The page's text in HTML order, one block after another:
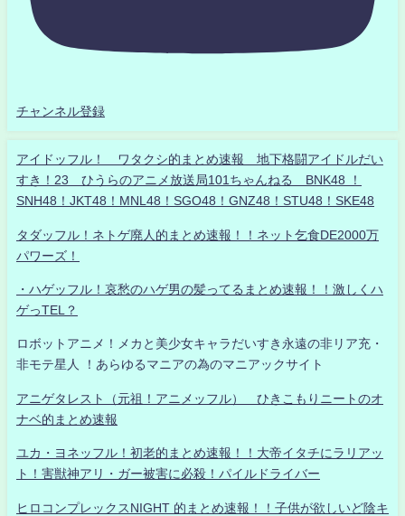
チャンネル登録
アイドッフル！ ワタクシ的まとめ速報 地下格闘アイドルだい
すき！23 ひうらのアニメ放送局101ちゃんねる BNK48 ！
SNH48！JKT48！MNL48！SGO48！GNZ48！STU48！SKE48
タダッフル！ネトゲ廃人的まとめ速報！！ネット乞食DE2000万
パワーズ！
・ハゲッフル！哀愁のハゲ男の髪ってるまとめ速報！！激しくハ
ゲっTEL？
ロボットアニメ！メカと美少女キャラだいすき永遠の非リア充・
非モテ星人 ！あらゆるマニアの為のマニアックサイト
アニゲタレスト（元祖！アニメッフル） ひきこもりニートのオ
ナベ的まとめ速報
ユカ・ヨネッフル！初老的まとめ速報！！大帝イタチにラリアッ
ト！害獣神アリ・ガー被害に必殺！パイルドライバー
ヒロコンプレックスNIGHT 的まとめ速報！！子供が欲しいど陰キ